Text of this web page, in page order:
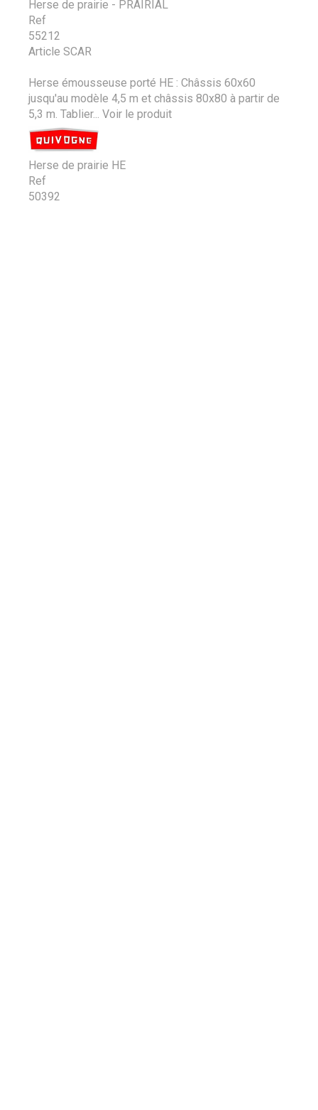
Herse de prairie - PRAIRIAL
Ref
55212
Article SCAR
Herse émousseuse porté HE : Châssis 60x60
jusqu'au modèle 4,5 m et châssis 80x80 à partir de
5,3 m. Tablier...
Voir le produit
Herse de prairie HE
Ref
50392